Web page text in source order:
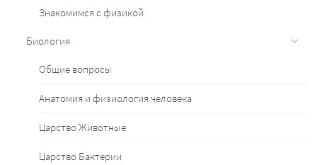
Знакомимся с физикой
Биология
Общие вопросы
Анатомия и физиология человека
Царство Животные
Царство Бактерии